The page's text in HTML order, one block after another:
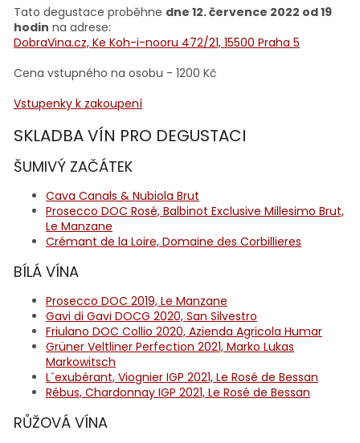
Tato degustace proběhne dne 12. července 2022 od 19
hodin na adrese:
DobraVina.cz, Ke Koh-i-nooru 472/21, 15500 Praha 5
Cena vstupného na osobu - 1200 Kč
Vstupenky k zakoupení
SKLADBA VÍN PRO DEGUSTACI
ŠUMIVÝ ZAČÁTEK
Cava Canals & Nubiola Brut
Prosecco DOC Rosé, Balbinot Exclusive Millesimo Brut,
Le Manzane
Crémant de la Loire, Domaine des Corbillieres
BÍLÁ VÍNA
Prosecco DOC 2019, Le Manzane
Gavi di Gavi DOCG 2020, San Silvestro
Friulano DOC Collio 2020, Azienda Agricola Humar
Grüner Veltliner Perfection 2021, Marko Lukas
Markowitsch
L´exubérant, Viognier IGP 2021, Le Rosé de Bessan
Rébus, Chardonnay IGP 2021, Le Rosé de Bessan
RŮŽOVÁ VÍNA